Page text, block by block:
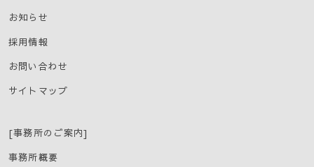
お知らせ
採用情報
お問い合わせ
サイトマップ
[事務所のご案内]
事務所概要